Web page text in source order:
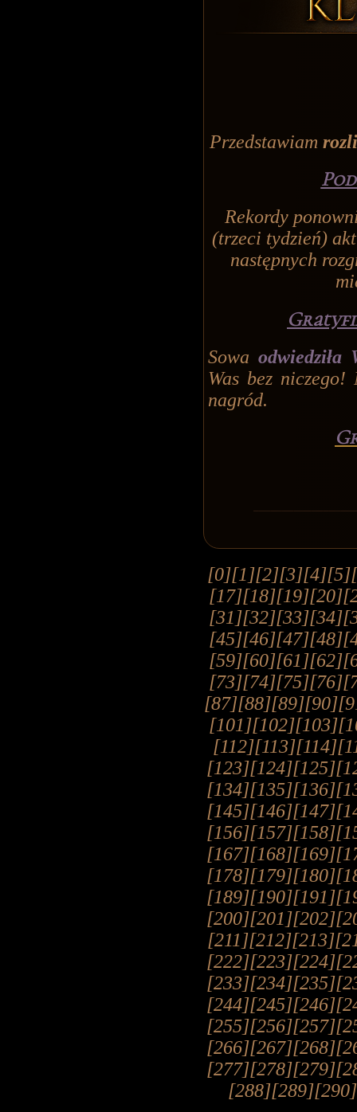
Przedstawiam
Rekordy
(trzeci tydzień)
następnych
Sowa odwiedziła
Was bez
nagród.
[0][1][2][3][4][5]
[17][18][19][20]
[31][32][33][34]
[45][46][47][48]
[59][60][61][62]
[73][74][75][76]
[87][88][89][90]
[101][102][103]
[112][113][114]
[123][124][125]
[134][135][136]
[145][146][147]
[156][157][158]
[167][168][169]
[178][179][180]
[189][190][191]
[200][201][202]
[211][212][213]
[222][223][224]
[233][234][235]
[244][245][246]
[255][256][257]
[266][267][268]
[277][278][279]
[288][289][290]